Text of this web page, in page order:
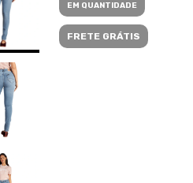
EM QUANTIDADE
FRETE GRÁTIS